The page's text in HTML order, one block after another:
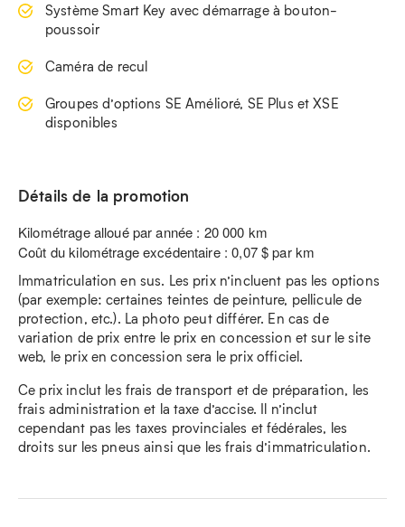
Système Smart Key avec démarrage à bouton-
poussoir
Caméra de recul
Groupes d’options SE Amélioré, SE Plus et XSE
disponibles
Détails de la promotion
Kilométrage alloué par année : 20 000 km
Coût du kilométrage excédentaire : 0,07 $ par km
Immatriculation en sus. Les prix n’incluent pas les options
(par exemple: certaines teintes de peinture, pellicule de
protection, etc.). La photo peut différer. En cas de
variation de prix entre le prix en concession et sur le site
web, le prix en concession sera le prix officiel.
Ce prix inclut les frais de transport et de préparation, les
frais administration et la taxe d’accise. Il n’inclut
cependant pas les taxes provinciales et fédérales, les
droits sur les pneus ainsi que les frais d’immatriculation.